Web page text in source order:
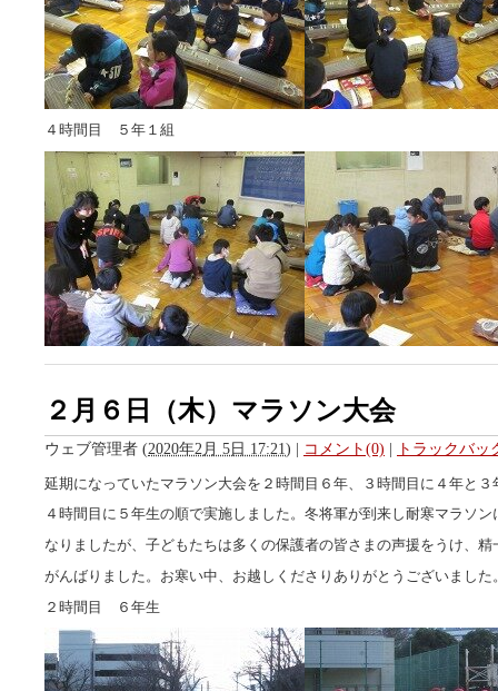
４時間目 ５年１組
２月６日（木）マラソン大会
ウェブ管理者 (2020年2月 5日 17:21) | コメント(0) | トラックバッ
延期になっていたマラソン大会を２時間目６年、３時間目に４年と３
４時間目に５年生の順で実施しました。冬将軍が到来し耐寒マラソン
なりましたが、子どもたちは多くの保護者の皆さまの声援をうけ、精
がんばりました。お寒い中、お越しくださりありがとうございました
２時間目 ６年生